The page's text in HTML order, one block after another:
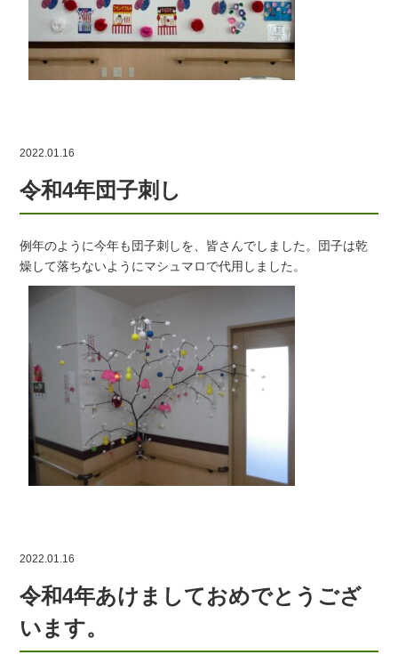
2022.01.16
令和4年団子刺し
例年のように今年も団子刺しを、皆さんでしました。団子は乾
燥して落ちないようにマシュマロで代用しました。
2022.01.16
令和4年あけましておめでとうござ
います。